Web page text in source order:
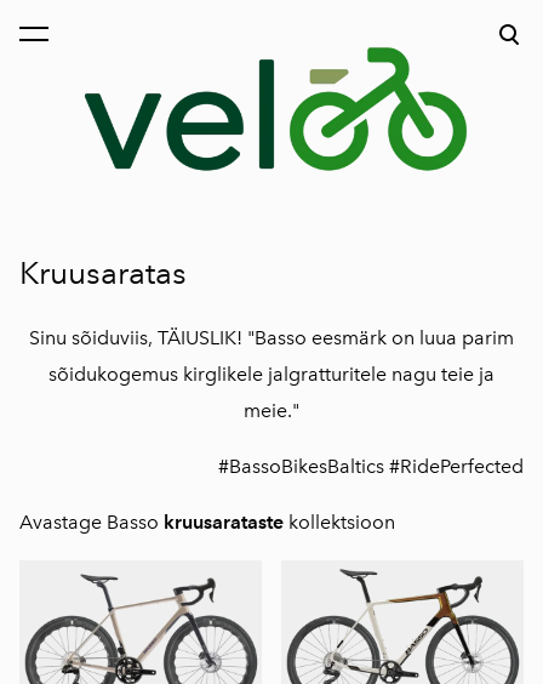
lisati ostukorvi.
Kruusaratas
Sinu sõiduviis, TÄIUSLIK! "Basso eesmärk on luua parim
sõidukogemus kirglikele jalgratturitele nagu teie ja
meie."
#BassoBikesBaltics #RidePerfected
Avastage Basso kruusarataste kollektsioon